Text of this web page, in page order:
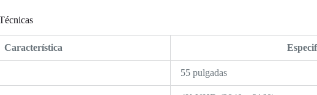
Característica
55 pulgadas